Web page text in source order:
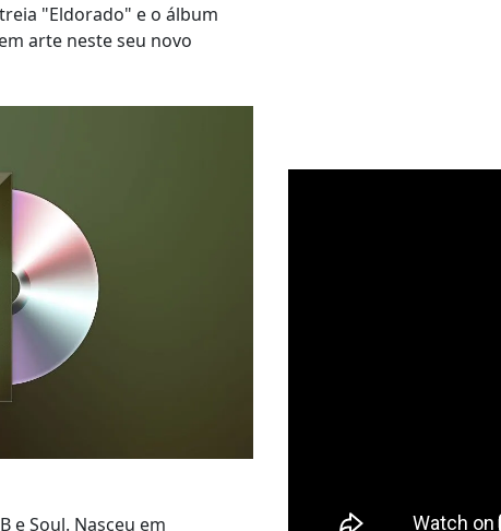
"Eldorado" e o álbum
arte neste seu novo
e Soul. Nasceu em